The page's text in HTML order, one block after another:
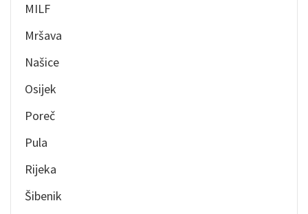
MILF
Mršava
Našice
Osijek
Poreč
Pula
Rijeka
Šibenik